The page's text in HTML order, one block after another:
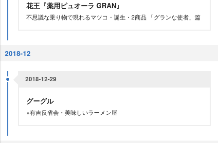
花王『薬用ピュオーラ GRAN』
不思議な乗り物で現れるマツコ・誕生・2商品 「グランな使者」篇
2018-12
2018-12-29
グーグル
×有吉反省会・美味しいラーメン屋